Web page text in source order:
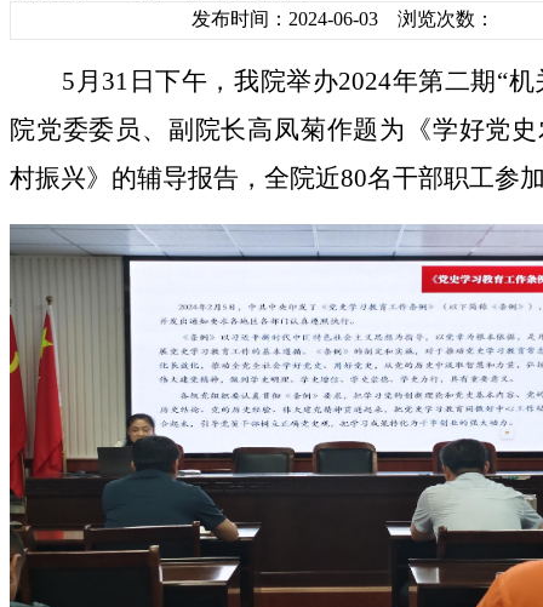
发布时间：2024-06-03 浏览次数：
5月31日下午，我院举办2024年第二期“机
院党委委员、副院长高凤菊作题为《学好党
村振兴》的辅导报告，全院近80名干部职工参